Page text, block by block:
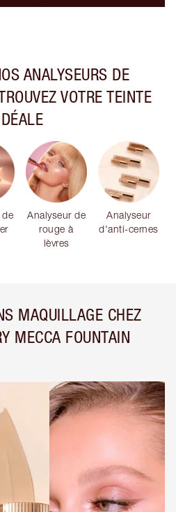
ANALYSEURS DE
VOTRE TEINTE
de
Analyseur de
rouge à
lèvres
Analyseur
d'anti-cernes
MAQUILLAGE CHEZ
MECCA FOUNTAIN